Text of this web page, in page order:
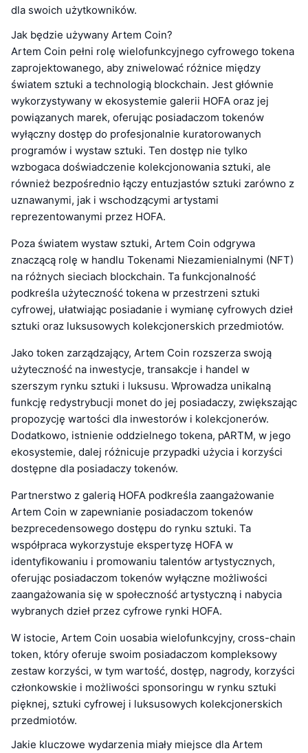
dla swoich użytkowników.
Jak będzie używany Artem Coin?
Artem Coin pełni rolę wielofunkcyjnego cyfrowego tokena
zaprojektowanego, aby zniwelować różnice między
światem sztuki a technologią blockchain. Jest głównie
wykorzystywany w ekosystemie galerii HOFA oraz jej
powiązanych marek, oferując posiadaczom tokenów
wyłączny dostęp do profesjonalnie kuratorowanych
programów i wystaw sztuki. Ten dostęp nie tylko
wzbogaca doświadczenie kolekcjonowania sztuki, ale
również bezpośrednio łączy entuzjastów sztuki zarówno z
uznawanymi, jak i wschodzącymi artystami
reprezentowanymi przez HOFA.
Poza światem wystaw sztuki, Artem Coin odgrywa
znaczącą rolę w handlu Tokenami Niezamienialnymi (NFT)
na różnych sieciach blockchain. Ta funkcjonalność
podkreśla użyteczność tokena w przestrzeni sztuki
cyfrowej, ułatwiając posiadanie i wymianę cyfrowych dzieł
sztuki oraz luksusowych kolekcjonerskich przedmiotów.
Jako token zarządzający, Artem Coin rozszerza swoją
użyteczność na inwestycje, transakcje i handel w
szerszym rynku sztuki i luksusu. Wprowadza unikalną
funkcję redystrybucji monet do jej posiadaczy, zwiększając
propozycję wartości dla inwestorów i kolekcjonerów.
Dodatkowo, istnienie oddzielnego tokena, pARTM, w jego
ekosystemie, dalej różnicuje przypadki użycia i korzyści
dostępne dla posiadaczy tokenów.
Partnerstwo z galerią HOFA podkreśla zaangażowanie
Artem Coin w zapewnianie posiadaczom tokenów
bezprecedensowego dostępu do rynku sztuki. Ta
współpraca wykorzystuje ekspertyzę HOFA w
identyfikowaniu i promowaniu talentów artystycznych,
oferując posiadaczom tokenów wyłączne możliwości
zaangażowania się w społeczność artystyczną i nabycia
wybranych dzieł przez cyfrowe rynki HOFA.
W istocie, Artem Coin uosabia wielofunkcyjny, cross-chain
token, który oferuje swoim posiadaczom kompleksowy
zestaw korzyści, w tym wartość, dostęp, nagrody, korzyści
członkowskie i możliwości sponsoringu w rynku sztuki
pięknej, sztuki cyfrowej i luksusowych kolekcjonerskich
przedmiotów.
Jakie kluczowe wydarzenia miały miejsce dla Artem